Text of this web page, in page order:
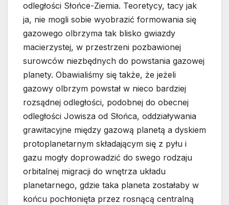
odległości Słońce-Ziemia. Teoretycy, tacy jak
ja, nie mogli sobie wyobrazić formowania się
gazowego olbrzyma tak blisko gwiazdy
macierzystej, w przestrzeni pozbawionej
surowców niezbędnych do powstania gazowej
planety. Obawialiśmy się także, że jeżeli
gazowy olbrzym powstał w nieco bardziej
rozsądnej odległości, podobnej do obecnej
odległości Jowisza od Słońca, oddziaływania
grawitacyjne między gazową planetą a dyskiem
protoplanetarnym składającym się z pyłu i
gazu mogły doprowadzić do swego rodzaju
orbitalnej migracji do wnętrza układu
planetarnego, gdzie taka planeta zostałaby w
końcu pochłonięta przez rosnącą centralną